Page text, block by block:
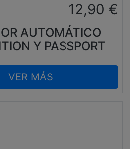
12,90 €
AUTOMÁTICO
Y PASSPORT
VER MÁS